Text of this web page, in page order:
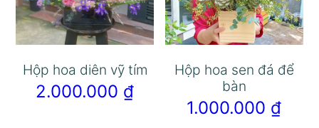
Hộp hoa diên vỹ tím
2.000.000 ₫
Hộp hoa sen đá để
bàn
1.000.000 ₫